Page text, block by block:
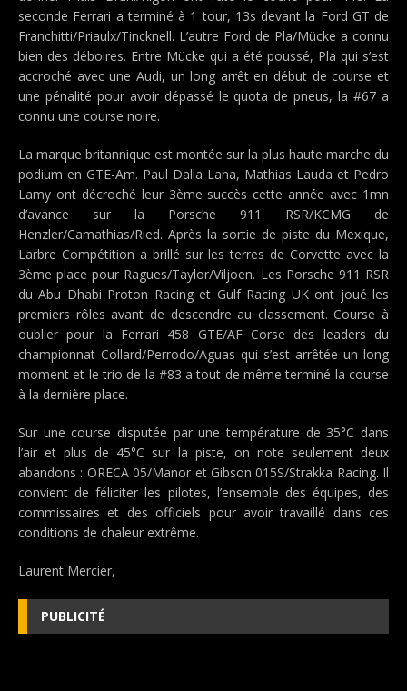
seconde Ferrari a terminé à 1 tour, 13s devant la Ford GT de
Franchitti/Priaulx/Tincknell. L’autre Ford de Pla/Mücke a connu
bien des déboires. Entre Mücke qui a été poussé, Pla qui s’est
accroché avec une Audi, un long arrêt en début de course et
une pénalité pour avoir dépassé le quota de pneus, la #67 a
connu une course noire.
La marque britannique est montée sur la plus haute marche du
podium en GTE-Am. Paul Dalla Lana, Mathias Lauda et Pedro
Lamy ont décroché leur 3ème succès cette année avec 1mn
d’avance sur la Porsche 911 RSR/KCMG de
Henzler/Camathias/Ried. Après la sortie de piste du Mexique,
Larbre Compétition a brillé sur les terres de Corvette avec la
3ème place pour Ragues/Taylor/Viljoen. Les Porsche 911 RSR
du Abu Dhabi Proton Racing et Gulf Racing UK ont joué les
premiers rôles avant de descendre au classement. Course à
oublier pour la Ferrari 458 GTE/AF Corse des leaders du
championnat Collard/Perrodo/Aguas qui s’est arrêtée un long
moment et le trio de la #83 a tout de même terminé la course
à la dernière place.
Sur une course disputée par une température de 35°C dans
l’air et plus de 45°C sur la piste, on note seulement deux
abandons : ORECA 05/Manor et Gibson 015S/Strakka Racing. Il
convient de féliciter les pilotes, l’ensemble des équipes, des
commissaires et des officiels pour avoir travaillé dans ces
conditions de chaleur extrême.
Laurent Mercier,
PUBLICITÉ